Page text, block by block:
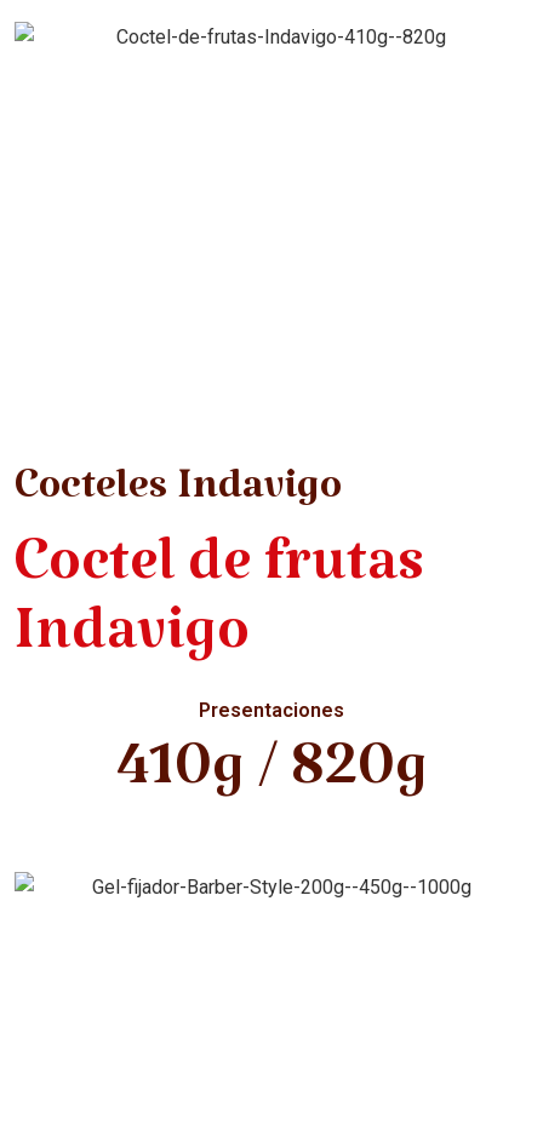
Cocteles Indavigo
Coctel de frutas
Indavigo
Presentaciones
410g / 820g